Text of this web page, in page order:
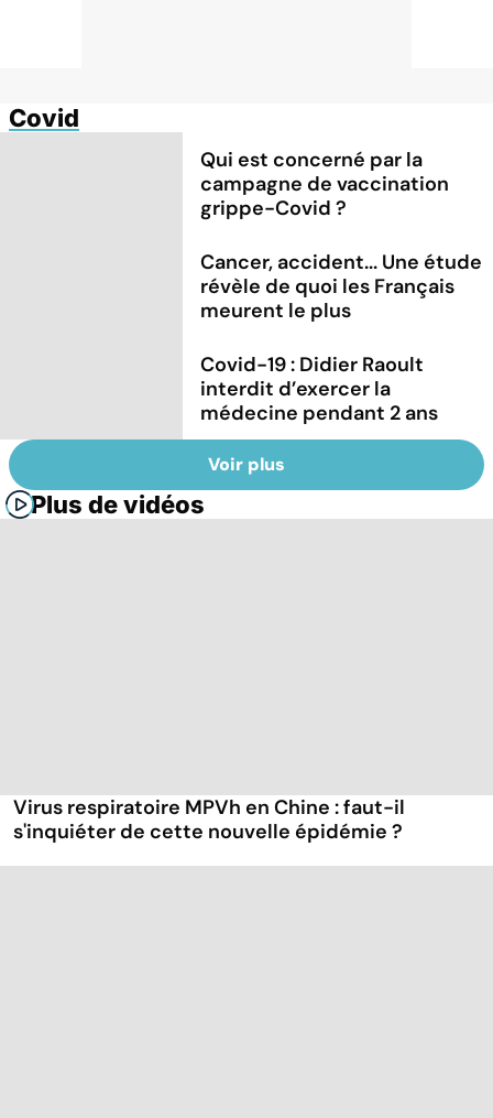
Covid
Qui est concerné par la
campagne de vaccination
grippe-Covid ?
Cancer, accident... Une étude
révèle de quoi les Français
meurent le plus
Covid-19 : Didier Raoult
interdit d’exercer la
médecine pendant 2 ans
Voir plus
Plus de vidéos
Virus respiratoire MPVh en Chine : faut-il
s'inquiéter de cette nouvelle épidémie ?